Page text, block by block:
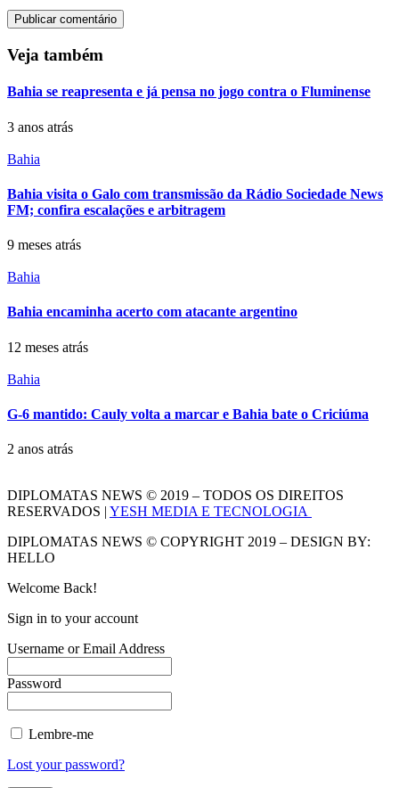
Veja também
Bahia se reapresenta e já pensa no jogo contra o Fluminense
3 anos atrás
Bahia
Bahia visita o Galo com transmissão da Rádio Sociedade News
FM; confira escalações e arbitragem
9 meses atrás
Bahia
Bahia encaminha acerto com atacante argentino
12 meses atrás
Bahia
G-6 mantido: Cauly volta a marcar e Bahia bate o Criciúma
2 anos atrás
DIPLOMATAS NEWS © 2019 – TODOS OS DIREITOS
RESERVADOS | YESH MEDIA E TECNOLOGIA
DIPLOMATAS NEWS © COPYRIGHT 2019 – DESIGN BY:
HELLO
Welcome Back!
Sign in to your account
Username or Email Address
Password
Lembre-me
Lost your password?